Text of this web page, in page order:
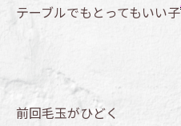
テーブルでもとってもいい子
前回毛玉がひどく